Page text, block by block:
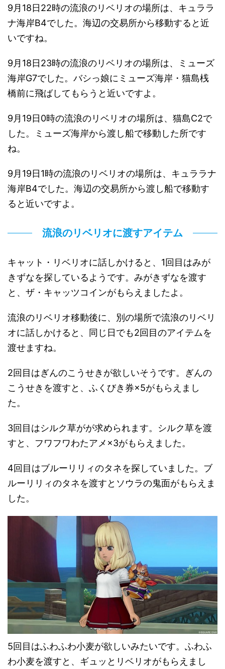
9月18日22時の流浪のリベリオの場所は、キュララ
ナ海岸B4でした。海辺の交易所から移動すると近
いですね。
9月18日23時の流浪のリベリオの場所は、ミューズ
海岸G7でした。バシっ娘にミューズ海岸・猫島桟
橋前に飛ばしてもらうと近いですよ。
9月19日0時の流浪のリベリオの場所は、猫島C2で
した。ミューズ海岸から渡し船で移動した所です
ね。
9月19日1時の流浪のリベリオの場所は、キュララナ
海岸B4でした。海辺の交易所から渡し船で移動す
ると近いですよ。
流浪のリベリオに渡すアイテム
キャット・リベリオに話しかけると、1回目はみが
きずなを探しているようです。みがきずなを渡す
と、ザ・キャッツコインがもらえましたよ。
流浪のリベリオ移動後に、別の場所で流浪のリベリ
オに話しかけると、同じ日でも2回目のアイテムを
渡せますね。
2回目はぎんのこうせきが欲しいそうです。ぎんの
こうせきを渡すと、ふくびき券×5がもらえまし
た。
3回目はシルク草がが求められます。シルク草を渡
すと、フワフワわたアメ×3がもらえました。
4回目はブルーリリィのタネを探していました。ブ
ルーリリィのタネを渡すとソウラの鬼面がもらえま
した。
5回目はふわふわ小麦が欲しいみたいです。ふわふ
わ小麦を渡すと、ギュッとリベリオがもらえまし